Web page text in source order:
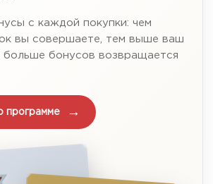
с каждой покупки: чем
вы совершаете, тем выше ваш
больше бонусов возвращается
программе